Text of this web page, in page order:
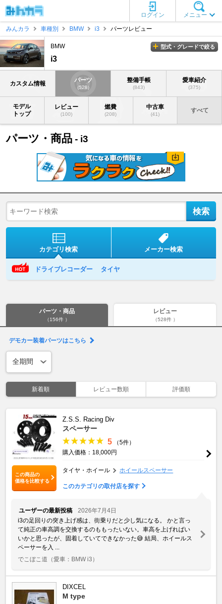
メニュー
ログイン
みんカラ
車種別 BMW i3 パーツレビュー
BMW
i3
型式・グレードで絞る
カスタム情報 パーツ
(528)
整備手帳
(843)
愛車紹介
(375)
モデル
トップ
レビュー
(100)
燃費
(208)
中古車
(41)
すべて
パーツ・商品 - i3
カテゴリ検索 メーカー検索
ドライブレコーダー タイヤ
パーツ・商品
（156件 ）
レビュー
（528件 ）
デモカー装着パーツはこちら
新着順 レビュー数順 評価順
この商品の
価格を比較する
Z.S.S. Racing Div
スペーサー
5
（5件）
購入価格：18,000円
タイヤ・ホイール ホイールスペーサー
このカテゴリの取付店を探す
ユーザーの最新投稿
2026年7月4日
i3の足回りの突き上げ感は、街乗りだと少し気になる。 かと言っ
て純正の車高調を交換するのももったいない。車高を上げればい
いかと思ったが、固着していてできなかった😅 結局、ホイールス
ペーサーを入 ...
でこぼこ道 （愛車：BMW i3）
DIXCEL
M type